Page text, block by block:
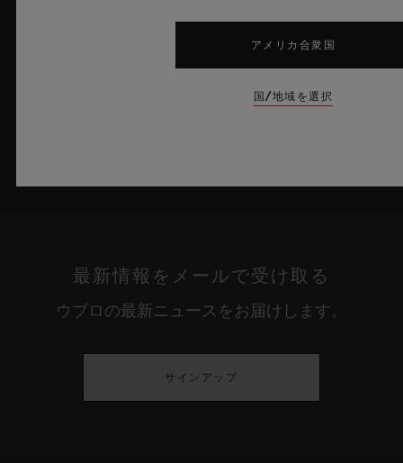
最新情報をメールで受け取る
ウブロの最新ニュースをお届けします。
サインアップ
アメリカ合衆国
国/地域を選択